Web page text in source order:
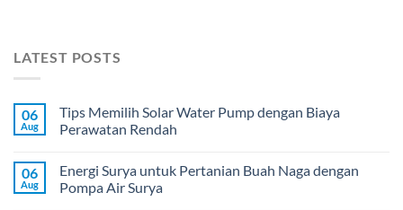
LATEST POSTS
06
Aug
Tips Memilih Solar Water Pump dengan Biaya
Perawatan Rendah
06
Aug
Energi Surya untuk Pertanian Buah Naga dengan
Pompa Air Surya